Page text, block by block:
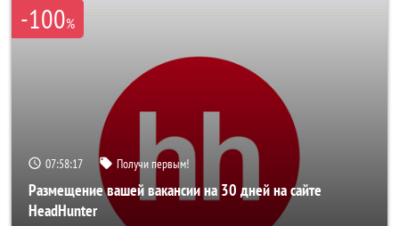
-100%
07:58:16 Получи первым!
Размещение вашей вакансии на 30 дней на сайте
HeadHunter